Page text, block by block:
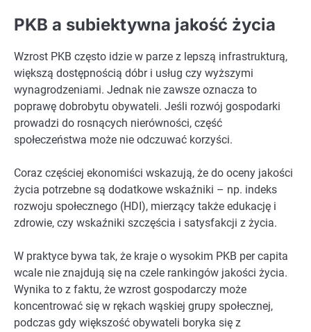
PKB a subiektywna jakość życia
Wzrost PKB często idzie w parze z lepszą infrastrukturą,
większą dostępnością dóbr i usług czy wyższymi
wynagrodzeniami. Jednak nie zawsze oznacza to
poprawę dobrobytu obywateli. Jeśli rozwój gospodarki
prowadzi do rosnących nierówności, część
społeczeństwa może nie odczuwać korzyści.
Coraz częściej ekonomiści wskazują, że do oceny jakości
życia potrzebne są dodatkowe wskaźniki – np. indeks
rozwoju społecznego (HDI), mierzący także edukację i
zdrowie, czy wskaźniki szczęścia i satysfakcji z życia.
W praktyce bywa tak, że kraje o wysokim PKB per capita
wcale nie znajdują się na czele rankingów jakości życia.
Wynika to z faktu, że wzrost gospodarczy może
koncentrować się w rękach wąskiej grupy społecznej,
podczas gdy większość obywateli boryka się z